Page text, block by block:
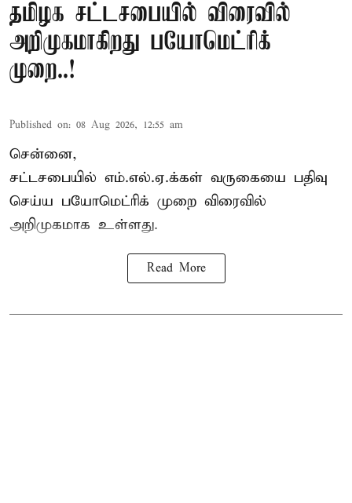
தமிழக சட்டசபையில் விரைவில்
அறிமுகமாகிறது பயோமெட்ரிக்
முறை..!
Published on: 08 Aug 2026, 12:55 am
சென்னை,
சட்டசபையில் எம்.எல்.ஏ.க்கள் வருகையை பதிவு
செய்ய பயோமெட்ரிக் முறை விரைவில்
அறிமுகமாக உள்ளது.
Read More